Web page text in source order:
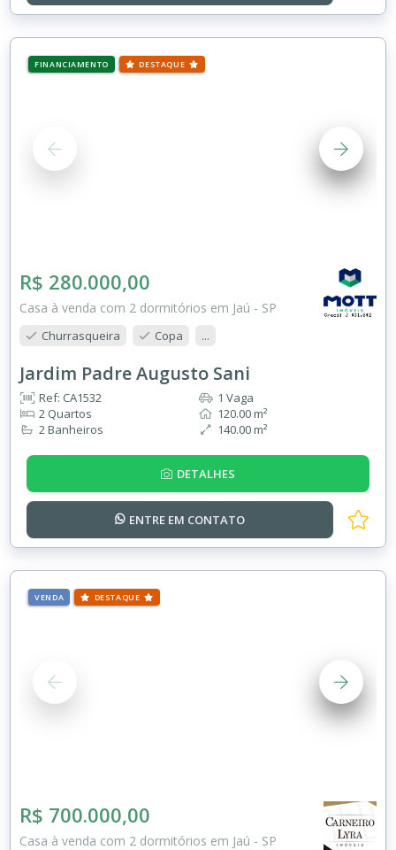
FINANCIAMENTO DESTAQUE
R$ 280.000,00
Casa à venda com 2 dormitórios em Jaú - SP
Churrasqueira Copa ...
Jardim Padre Augusto Sani
Ref: CA1532
2 Quartos
2 Banheiros
1 Vaga
120.00 m²
140.00 m²
DETALHES
ENTRE EM CONTATO
VENDA DESTAQUE
R$ 700.000,00
Casa à venda com 2 dormitórios em Jaú - SP